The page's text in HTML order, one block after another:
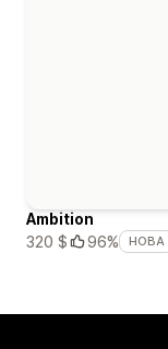
Ambition
320 $
96% НОВА